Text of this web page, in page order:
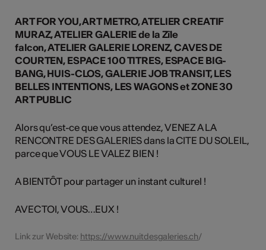
ART FOR YOU,ART METRO,ATELIER CREATIF
MURAZ,ATELIER GALERIE de la Zîle
falcon,ATELIER GALERIE LORENZ,CAVES DE
COURTEN, ESPACE 100 TITRES, ESPACE BIG-
BANG,HUIS-CLOS, GALERIEJOB TRANSIT,LES
BELLES INTENTIONS, LES WAGONS etZONE 30
ART PUBLIC
Alors qu’est-ce que vous attendez, VENEZ A LA
RENCONTRE DES GALERIES dans la CITE DU SOLEIL,
parce que VOUS LE VALEZ BIEN !
A BIENTÔT pour partager un instant culturel !
AVEC TOI, VOUS…EUX !
Link zur Website: https://www.nuitdesgaleries.ch/